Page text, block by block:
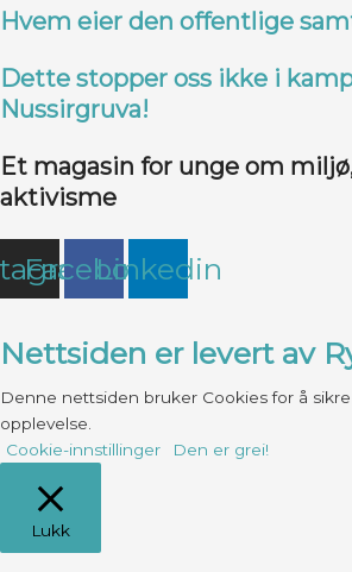
Hvem eier den offentlige
Dette stopper oss ikke i
Nussirgruva!
Et magasin for unge om
aktivisme
Facebook
Linkedin
Nettsiden er levert av
Denne nettsiden bruker Cookies for å
opplevelse.
Cookie-innstillinger
Den er grei!
Lukk